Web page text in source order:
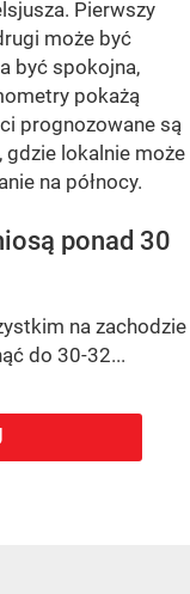
Pierwszy
może być
być spokojna,
pokażą
prognozowane są
gdzie lokalnie może
na północy.
ponad 30
na zachodzie
do 30-32...